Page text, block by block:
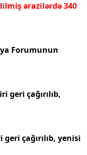
ərazilərdə 340
Forumunun
geri çağırılıb,
çağırılıb, yenisi